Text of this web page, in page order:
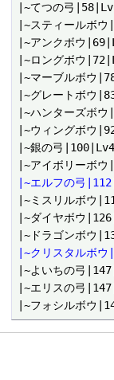
|~てつの弓
|~スティールボ
|~アンクボウ
|~ロングボウ
|~マーブルボウ
|~グレートボウ
|~ハンターズボ
|~ウィングボウ
|~銀の弓
|~エルフの弓
|~ミスリルボウ
|~ダイヤボウ
|~クリスタルボ
|~よいちの弓
|~エリスの弓